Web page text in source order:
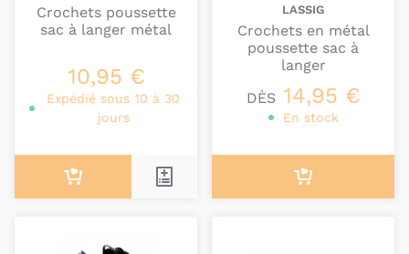
poussette acheter ? Vous vous demandez si vous
aurez vraiment l’utilité d’un attache poussette ? Le
de BamBinou.com va répondre à
toutes vos interrogations.
Maintenant que votre poussette est bien équipée,
également de nombreux services.
Crochets poussette
sac à langer métal
10,95 €
Expédié sous 10 à 30
jours
LASSIG
Crochets en métal
poussette sac à
langer
DÈS 14,95 €
En stock